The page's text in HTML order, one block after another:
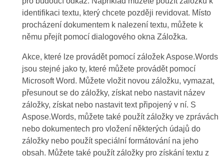
identifikaci textu, který chcete později revidovat. Místo
procházení dokumentem k nalezení textu, můžete k
němu přejít pomocí dialogového okna Záložka.
Akce, které lze provádět pomocí záložek Aspose.Words
jsou stejné jako ty, které můžete provádět pomocí
Microsoft Word. Můžete vložit novou záložku, vymazat,
přesunout se do záložky, získat nebo nastavit název
záložky, získat nebo nastavit text připojený v ní. S
Aspose.Words, můžete také použít záložky ve zprávách
nebo dokumentech pro vložení některých údajů do
záložky nebo použít speciální formátování na jeho
obsah. Můžete také použít záložky pro získání textu z